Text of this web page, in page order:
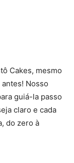
Cakes, mesmo
Nosso
guiá-la passo
claro e cada
do zero à